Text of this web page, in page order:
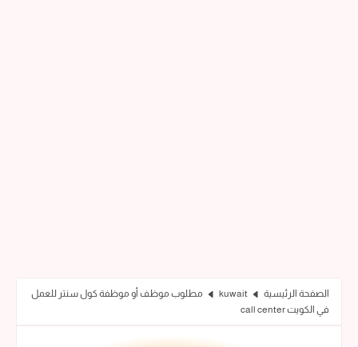
الصفحة الرئيسية kuwait
مطلوب موظف أو موظفة كول سنتر للعمل
في الكويت call center